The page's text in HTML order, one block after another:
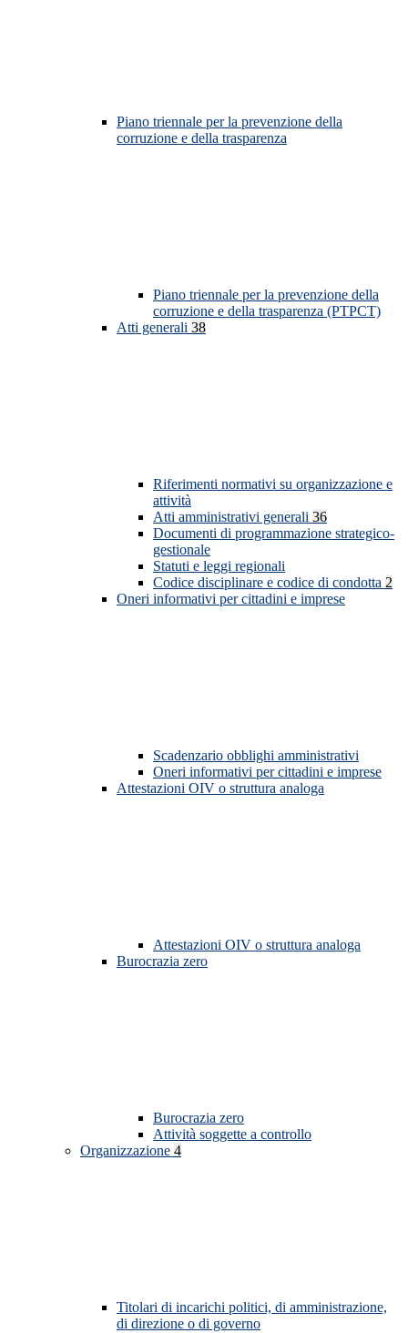
Piano triennale per la prevenzione della
corruzione e della trasparenza
Piano triennale per la prevenzione della
corruzione e della trasparenza (PTPCT)
Atti generali 38
Riferimenti normativi su organizzazione e
attività
Atti amministrativi generali 36
Documenti di programmazione strategico-
gestionale
Statuti e leggi regionali
Codice disciplinare e codice di condotta 2
Oneri informativi per cittadini e imprese
Scadenzario obblighi amministrativi
Oneri informativi per cittadini e imprese
Attestazioni OIV o struttura analoga
Attestazioni OIV o struttura analoga
Burocrazia zero
Burocrazia zero
Attività soggette a controllo
Organizzazione 4
Titolari di incarichi politici, di amministrazione,
di direzione o di governo